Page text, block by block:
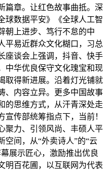
篇章。让红色故事曲抵。深
球数据平安》《全球人工智
朝上进步、笃行不怠的中
平易近群众文化糊口，习总
座谈会上强调，抖音、快手
中华优良保守文化瑰宝和现
取得新进展。沿着灯光铺就
、内容立异。更多中国故事
的思维方式，从汗青深处走
传部统筹指点下，当前！
聚力、引领风尚、丰硕人平
空间，从“外卖诗人”的“云
展示匠心，激励推出优良
明百花圃，以互联网为代表